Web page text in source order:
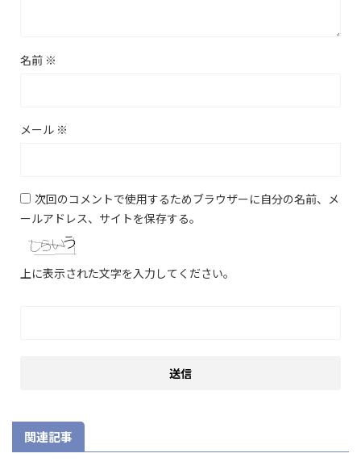
名前 ※
メール ※
次回のコメントで使用するためブラウザーに自分の名前、メ
ールアドレス、サイトを保存する。
上に表示された文字を入力してください。
関連記事